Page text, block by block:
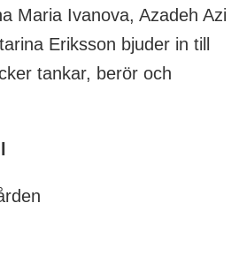
Maria Ivanova, Azadeh Azi
Eriksson bjuder in till
tankar, berör och